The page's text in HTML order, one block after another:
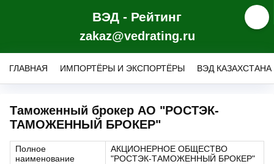
ВЭД - Рейтинг
zakaz@vedrating.ru
ГЛАВНАЯ ИМПОРТЁРЫ И ЭКСПОРТЁРЫ ВЭД КАЗАХСТАНА
Таможенный брокер АО "РОСТЭК-
ТАМОЖЕННЫЙ БРОКЕР"
Полное
наименование
АКЦИОНЕРНОЕ ОБЩЕСТВО
"РОСТЭК-ТАМОЖЕННЫЙ БРОКЕР"